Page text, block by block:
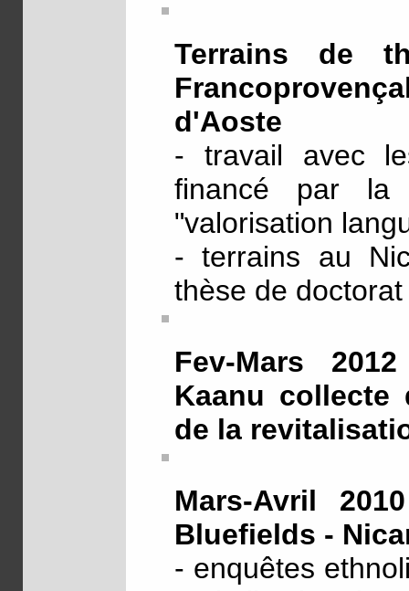
Terrains de
d'Aoste
- travail avec
financé par la
"valorisation
- terrains au
thèse de
Fev-Mars
Kaanu collecte
de la
Mars-Avril
Bluefields -
- enquêtes